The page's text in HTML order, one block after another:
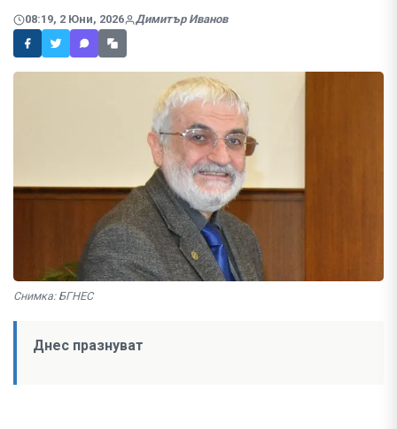
08:19, 2 Юни, 2026 Димитър Иванов
Снимка: БГНЕС
Днес празнуват